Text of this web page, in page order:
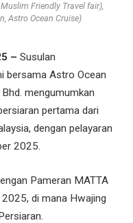
Friendly Travel fair),
Astro Ocean Cruise)
– Susulan
bersama Astro Ocean
mengumumkan
pertama dari
dengan pelayaran
2025.
Pameran MATTA
di mana Hwajing